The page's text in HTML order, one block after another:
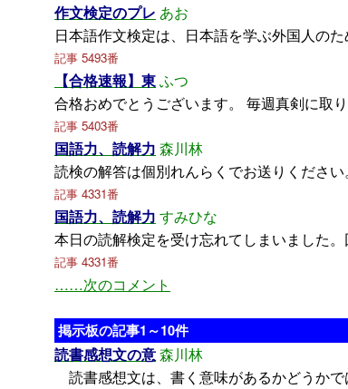
作文検定のプレ あお
日本語作文検定は、日本語を学ぶ外国人の
記事 5493番
【合格速報】東ふつ
合格おめでとうございます。 毎週真剣に取
記事 5403番
国語力、読解力 森川林
読検の解答は個別れんらくでお送りください。
記事 4331番
国語力、読解力 すみひな
本日の読解検定を受け忘れてしまいました
記事 4331番
……次のコメント
掲示板の記事1～10件
読書感想文の意森川林
読書感想文は、書く意味があるかどうか